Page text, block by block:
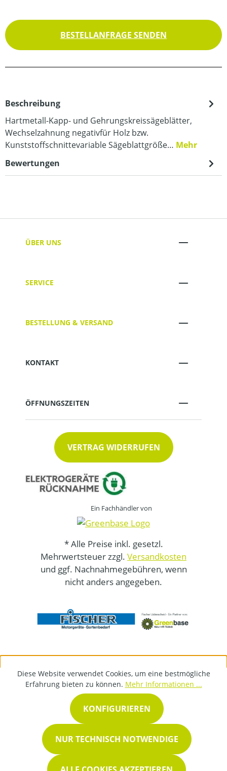
BESTELLANFRAGE SENDEN
Beschreibung
Hartmetall-Kapp- und Gehrungskreissägeblätter,
Wechselzahnung negativfür Holz bzw.
Kunststoffschnittevariable Sägeblattgröße… Mehr
Bewertungen
ÜBER UNS
SERVICE
BESTELLUNG & VERSAND
KONTAKT
ÖFFNUNGSZEITEN
VERTRAG WIDERRUFEN
Ein Fachhändler von
* Alle Preise inkl. gesetzl.
Mehrwertsteuer zzgl. Versandkosten
und ggf. Nachnahmegebühren, wenn
nicht anders angegeben.
Diese Website verwendet Cookies, um eine bestmögliche
Erfahrung bieten zu können. Mehr Informationen ...
NUR TECHNISCH NOTWENDIGE
KONFIGURIEREN